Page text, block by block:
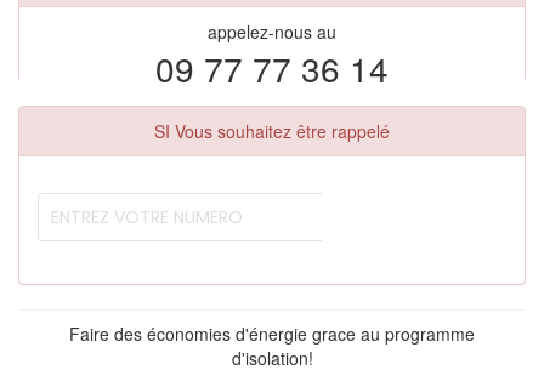
appelez-nous au
09 77 77 36 14
SI Vous souhaitez être rappelé
Faire des économies d'énergie grace au programme
d'isolation!